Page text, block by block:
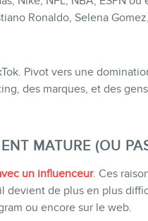
Ronaldo, Selena
Pivot vers une
des marques, et des
MATURE (OU
un influenceur. Ces
devient de plus en plus
ou encore sur le web.